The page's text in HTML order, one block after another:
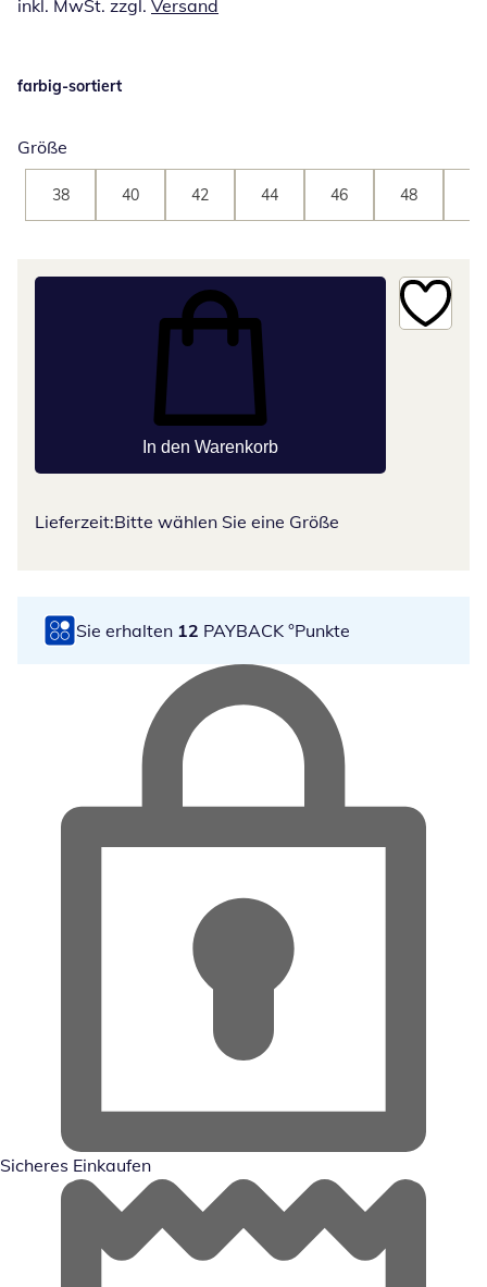
inkl. MwSt. zzgl. Versand
farbig-sortiert
Größe
38 40 42 44 46 48
In den Warenkorb
Lieferzeit:Bitte wählen Sie eine Größe
Sie erhalten 12 PAYBACK °Punkte
Sicheres Einkaufen